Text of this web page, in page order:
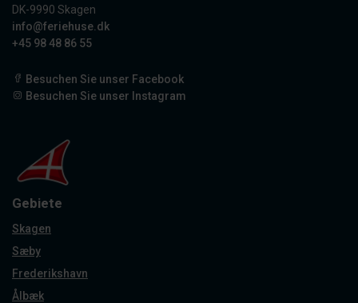
DK-9990 Skagen
info@feriehuse.dk
+45 98 48 86 55
Besuchen Sie unser Facebook
Besuchen Sie unser Instagram
Gebiete
Skagen
Sæby
Frederikshavn
Ålbæk